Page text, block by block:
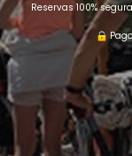
Reservas 100%